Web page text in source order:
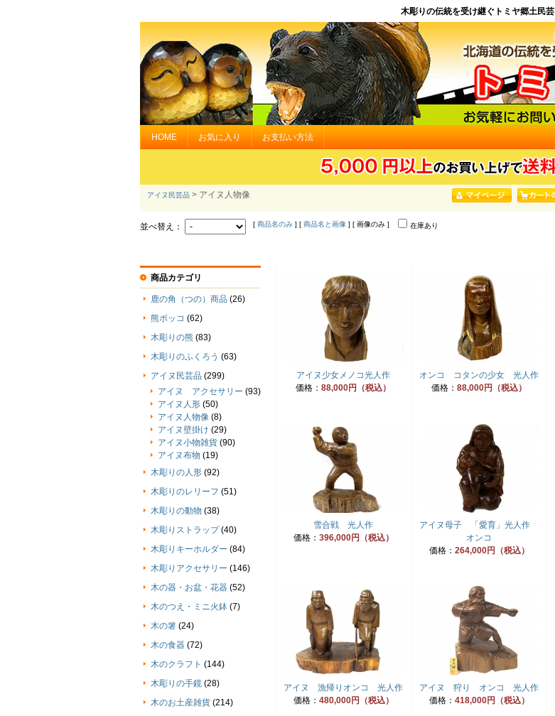
木彫りの伝統を受け継ぐトミヤ郷土民芸
HOME お気に入り お支払い方法
アイヌ民芸品 > アイヌ人物像
並べ替え： [ 商品名のみ ] [ 商品名と画像 ] [ 画像のみ ] 在庫あり
アイヌ少女メノコ光人作
価格： 88,000円（税込）
オンコ コタンの少女 光人作
価格： 88,000円（税込）
雪合戦 光人作
価格： 396,000円（税込）
アイヌ母子 「愛育」光人作
オンコ
価格： 264,000円（税込）
アイヌ 漁帰りオンコ 光人作
価格： 480,000円（税込）
アイヌ 狩り オンコ 光人作
価格： 418,000円（税込）
商品カテゴリ
鹿の角（つの）商品 (26)
熊ボッコ (62)
木彫りの熊 (83)
木彫りのふくろう (63)
アイヌ民芸品 (299)
アイヌ アクセサリー (93)
アイヌ人形 (50)
アイヌ人物像 (8)
アイヌ壁掛け (29)
アイヌ小物雑貨 (90)
アイヌ布物 (19)
木彫りの人形 (92)
木彫りのレリーフ (51)
木彫りの動物 (38)
木彫りストラップ (40)
木彫りキーホルダー (84)
木彫りアクセサリー (146)
木の器・お盆・花器 (52)
木のつえ・ミニ火鉢 (7)
木の箸 (24)
木の食器 (72)
木のクラフト (144)
木彫りの手鏡 (28)
木のお土産雑貨 (214)